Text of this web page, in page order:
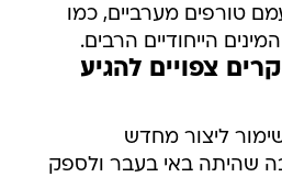
טורפים מערביים, כמו
הייחודיים הרבים.
צפויים להגיע
ליצור מחדש
שהיתה באי בעבר ולספק